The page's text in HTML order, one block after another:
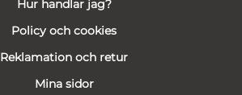
Hur handlar jag?
Policy och cookies
Reklamation och retur
Mina sidor